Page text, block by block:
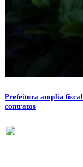
Prefeitura amplia
contratos